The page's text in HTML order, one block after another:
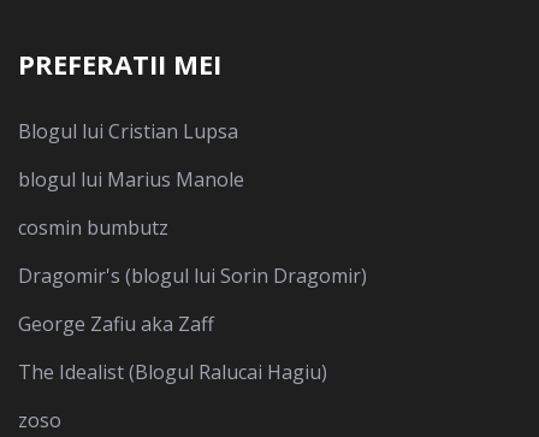
PREFERATII MEI
Blogul lui Cristian Lupsa
blogul lui Marius Manole
cosmin bumbutz
Dragomir's (blogul lui Sorin Dragomir)
George Zafiu aka Zaff
The Idealist (Blogul Ralucai Hagiu)
zoso